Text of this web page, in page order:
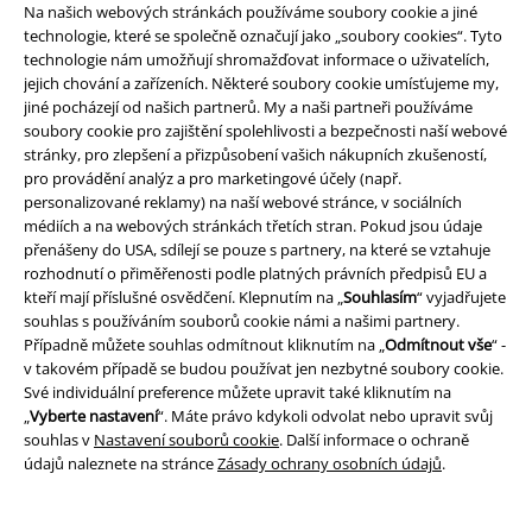
Na našich webových stránkách používáme soubory cookie a jiné
technologie, které se společně označují jako „soubory cookies“. Tyto
technologie nám umožňují shromažďovat informace o uživatelích,
jejich chování a zařízeních. Některé soubory cookie umísťujeme my,
jiné pocházejí od našich partnerů. My a naši partneři používáme
soubory cookie pro zajištění spolehlivosti a bezpečnosti naší webové
stránky, pro zlepšení a přizpůsobení vašich nákupních zkušeností,
pro provádění analýz a pro marketingové účely (např.
personalizované reklamy) na naší webové stránce, v sociálních
médiích a na webových stránkách třetích stran. Pokud jsou údaje
přenášeny do USA, sdílejí se pouze s partnery, na které se vztahuje
rozhodnutí o přiměřenosti podle platných právních předpisů EU a
kteří mají příslušné osvědčení. Klepnutím na „Souhlasím“ vyjadřujete
souhlas s používáním souborů cookie námi a našimi partnery.
Případně můžete souhlas odmítnout kliknutím na „Odmítnout vše“ -
v takovém případě se budou používat jen nezbytné soubory cookie.
Své individuální preference můžete upravit také kliknutím na
„Vyberte nastavení“. Máte právo kdykoli odvolat nebo upravit svůj
souhlas v Nastavení souborů cookie. Další informace o ochraně
údajů naleznete na stránceZásady ochrany osobních údajů.
Právní informace
Podmínky
Prohlášení
Ochrana osobních údajů
Likvidace odpadu a ochrana životního prostředí
Prohlášení o shodě
Informace o přístupnosti
Nastavení souborů cookie
Odstoupení od smlouvy